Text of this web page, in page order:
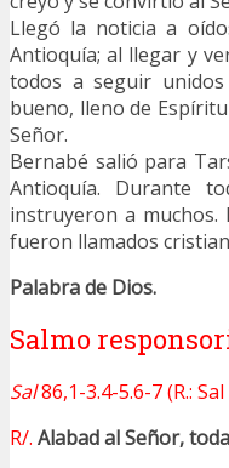
Llegó la noticia a
Antioquía; al llegar y
todos a seguir
bueno, lleno de
Señor.
Bernabé salió para
Antioquía. Durante
instruyeron a muchos.
fueron llamados
Palabra de Dios.
Salmo
Sal86,1-3.4-5.6-7 (R.:
R/. Alabad al Señor,